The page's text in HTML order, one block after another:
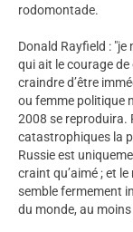
rodomontade.
Donald Rayfield :
qui ait le courage
craindre d’être
ou femme politique
2008 se reproduira.
catastrophiques la
Russie est
craint qu’aimé ; et
semble fermement
du monde, au moins